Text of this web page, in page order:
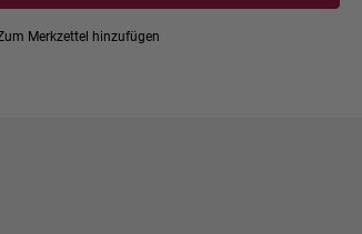
Merkzettel hinzufügen